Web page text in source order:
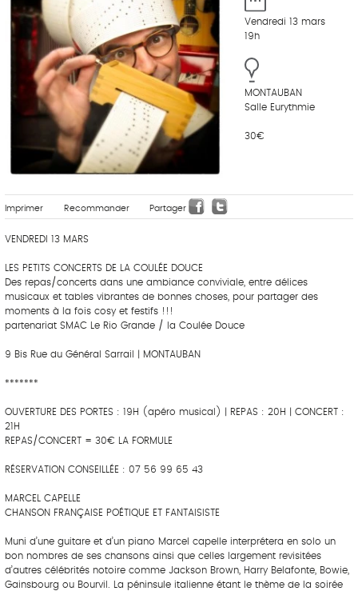
Vendredi 13 mars
19h
MONTAUBAN
Salle Eurythmie
30€
Imprimer Recommander Partager
VENDREDI 13 MARS
LES PETITS CONCERTS DE LA COULÉE DOUCE
Des repas/concerts dans une ambiance conviviale, entre délices
musicaux et tables vibrantes de bonnes choses, pour partager des
moments à la fois cosy et festifs !!!
partenariat SMAC Le Rio Grande / la Coulée Douce
9 Bis Rue du Général Sarrail | MONTAUBAN
*******
OUVERTURE DES PORTES : 19H (apéro musical) | REPAS : 20H | CONCERT :
21H
REPAS/CONCERT = 30€ LA FORMULE
RÉSERVATION CONSEILLÉE : 07 56 99 65 43
MARCEL CAPELLE
CHANSON FRANÇAISE POÉTIQUE ET FANTAISISTE
Muni d’une guitare et d’un piano Marcel capelle interprétera en solo un
bon nombres de ses chansons ainsi que celles largement revisitées
d’autres célébrités notoire comme Jackson Brown, Harry Belafonte, Bowie,
Gainsbourg ou Bourvil. La péninsule italienne étant le thème de la soirée